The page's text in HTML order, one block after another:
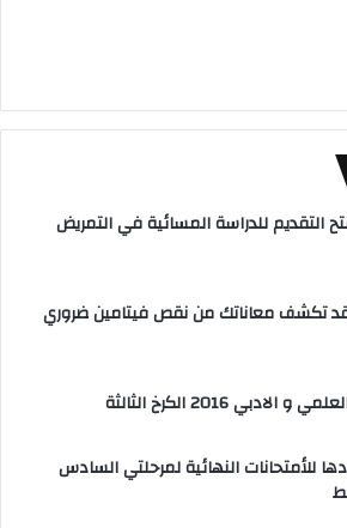
التقديم للدراسة المسائية في التمريض
تكشف معاناتك من نقص فيتامين ضروري
2016 الكرخ الثالثة
للأمتحانات النهائية لمرحلتي السادس